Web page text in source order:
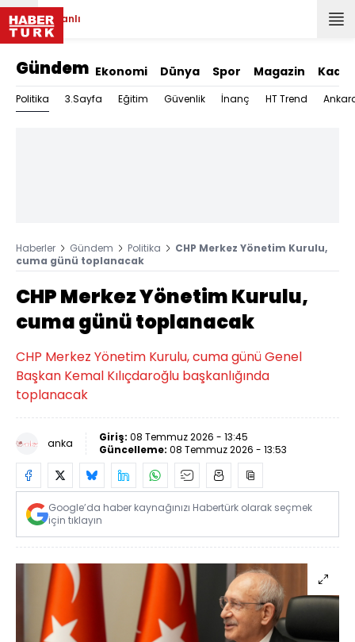
Canlı
Gündem Ekonomi Dünya Spor Magazin Kadın
Politika 3.Sayfa Eğitim Güvenlik İnanç HT Trend
Haberler Gündem Politika
CHP Merkez Yönetim Kurulu,
cuma günü toplanacak
CHP Merkez Yönetim Kurulu,
cuma günü toplanacak
CHP Merkez Yönetim Kurulu, cuma günü Genel
Başkan Kemal Kılıçdaroğlu başkanlığında
toplanacak
anka Giriş: 08 Temmuz 2026 - 13:45
Güncelleme: 08 Temmuz 2026 - 13:53
Google’da haber kaynağınızı Habertürk olarak seçmek
için tıklayın